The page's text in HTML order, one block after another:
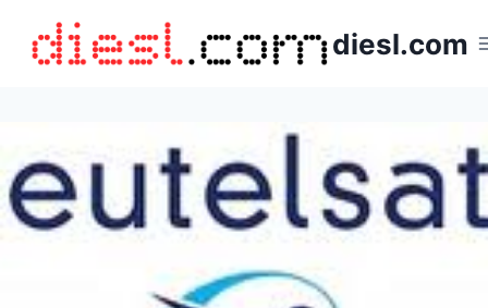
contenido
diesl.com